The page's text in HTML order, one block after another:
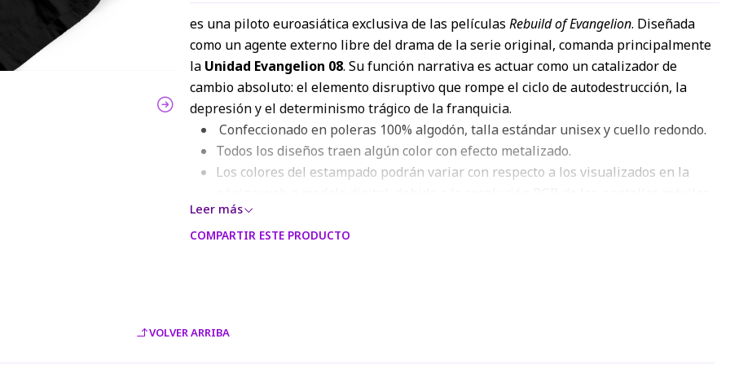
es una piloto euroasiática exclusiva de las películas Rebuild of Evangelion. Diseñada
como un agente externo libre del drama de la serie original, comanda principalmente
la Unidad Evangelion 08. Su función narrativa es actuar como un catalizador de
cambio absoluto: el elemento disruptivo que rompe el ciclo de autodestrucción, la
depresión y el determinismo trágico de la franquicia.
Confeccionado en poleras 100% algodón, talla estándar unisex y cuello redondo.
Todos los diseños traen algún color con efecto metalizado.
Los colores del estampado podrán variar con respecto a los visualizados en la
y monitores.
Leer más
COMPARTIR ESTE PRODUCTO
VOLVER ARRIBA